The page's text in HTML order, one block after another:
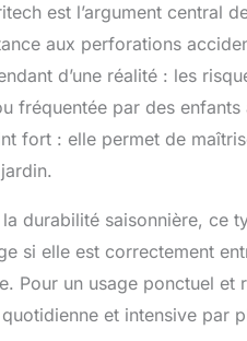
est l’argument central
aux perforations
d’une réalité : les
fréquentée par des
fort : elle permet de
durabilité saisonnière, ce
si elle est correctement
Pour un usage ponctuel
et intensive par